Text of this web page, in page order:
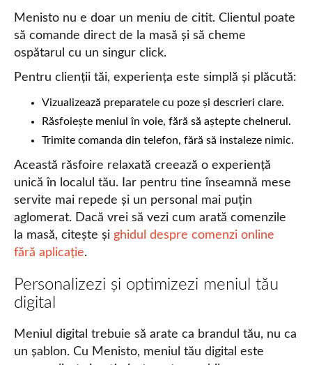
Menisto nu e doar un meniu de citit. Clientul poate
să comande direct de la masă și să cheme
ospătarul cu un singur click.
Pentru clienții tăi, experiența este simplă și plăcută:
Vizualizează preparatele cu poze și descrieri clare.
Răsfoiește meniul în voie, fără să aștepte chelnerul.
Trimite comanda din telefon, fără să instaleze nimic.
Această răsfoire relaxată creează o experiență
unică în localul tău. Iar pentru tine înseamnă mese
servite mai repede și un personal mai puțin
aglomerat. Dacă vrei să vezi cum arată comenzile
la masă, citește și ghidul despre comenzi online
fără aplicație.
Personalizezi și optimizezi meniul tău
digital
Meniul digital trebuie să arate ca brandul tău, nu ca
un șablon. Cu Menisto, meniul tău digital este